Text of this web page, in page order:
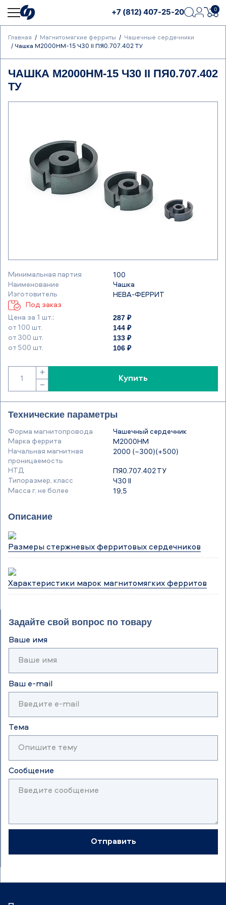
+7 (812) 407-25-20 0
Главная Магнитомягкие ферриты
Чашечные сердечники
Чашка М2000НМ-15 Ч30 II ПЯ0.707.402 ТУ
ЧАШКА М2000НМ-15 Ч30 II ПЯ0.707.402
ТУ
Минимальная партия
100
Наименование
Чашка
Изготовитель
НЕВА-ФЕРРИТ
Под заказ
Цена за 1 шт.:
287 ₽
от 100 шт. 144 ₽
от 300 шт. 133 ₽
от 500 шт. 106 ₽
−
+
Купить
Технические параметры
Форма магнитопровода
Чашечный сердечник
Марка феррита
М2000НМ
Начальная магнитная
проницаемость
2000 (−300)(+500)
НТД
ПЯ0.707.402 ТУ
Типоразмер, класс
Ч30 II
Масса г. не более
19,5
Описание
Размеры стержневых ферритовых сердечников
Характеристики марок магнитомягких ферритов
Задайте свой вопрос по товару
Ваше имя
Ваш e-mail
Тема
Сообщение
Отправить